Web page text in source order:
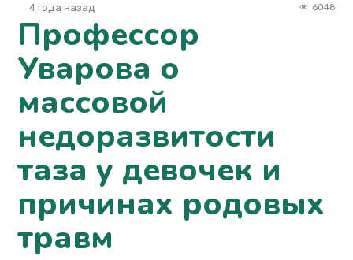
4 года назад
6048
Профессор
Уварова о
массовой
недоразвитости
таза у девочек и
причинах родовых
травм